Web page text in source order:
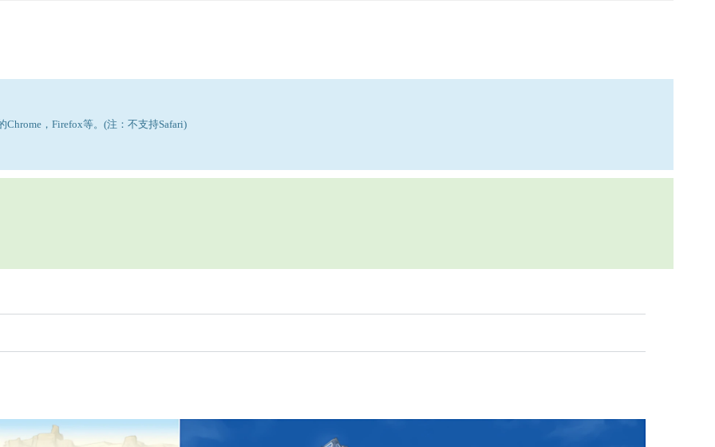
Chrome，Firefox等。(注：不支持Safari)